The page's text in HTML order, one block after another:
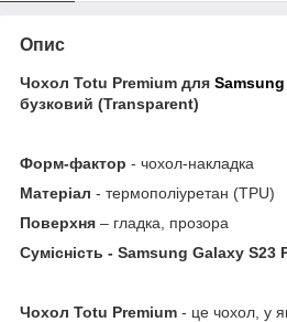
Опис
Чохол Totu Premium для Samsung
бузковий (Transparent)
Форм-фактор - чохол-накладка
Матеріал - термополіуретан (TPU)
Поверхня – гладка, прозора
Сумісність - Samsung Galaxy S23
Чохол Totu Premium - це чохол, у